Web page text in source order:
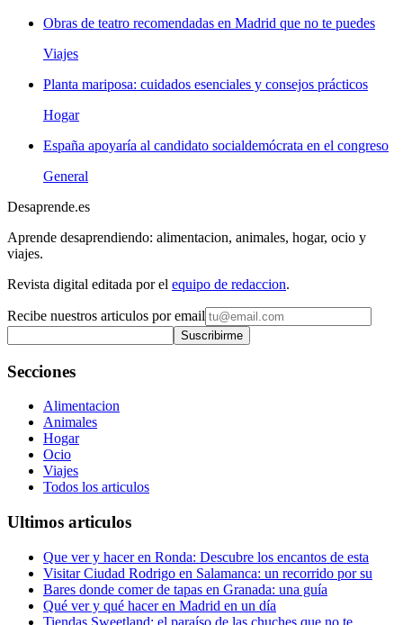
Obras de teatro recomendadas en Madrid que no te puedes
Viajes
Planta mariposa: cuidados esenciales y consejos prácticos
Hogar
España apoyaría al candidato socialdemócrata en el congreso
General
Desaprende.es
Aprende desaprendiendo: alimentacion, animales, hogar, ocio y
viajes.
Revista digital editada por el equipo de redaccion.
Recibe nuestros articulos por email
Suscribirme
Secciones
Alimentacion
Animales
Hogar
Ocio
Viajes
Todos los articulos
Ultimos articulos
Que ver y hacer en Ronda: Descubre los encantos de esta
Visitar Ciudad Rodrigo en Salamanca: un recorrido por su
Bares donde comer de tapas en Granada: una guía
Qué ver y qué hacer en Madrid en un día
Tiendas Sweetland: el paraíso de las chuches que no te